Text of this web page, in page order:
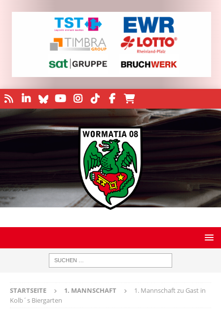
STARTSEITE 1. MANNSCHAFT
1. Mannschaft zu Gast in
Kolb´s Biergarten